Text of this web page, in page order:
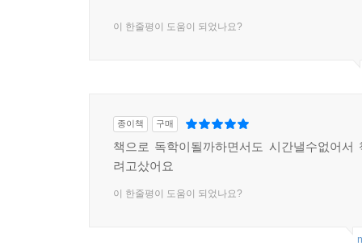
원 그리기, 휘왼소원, 백향, 손보리, 낮게 던지
이 한줄평이 도움이 되었나요?
종이책 구매
책으로 독학이될까하면서도 시간낼수없어서
려고샀어요
이 한줄평이 도움이 되었나요?